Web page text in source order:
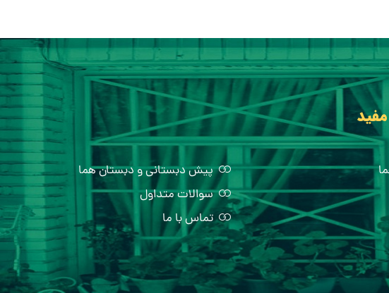
پیش دبستانی و دبستان هما
سوالات متداول
تماس با ما